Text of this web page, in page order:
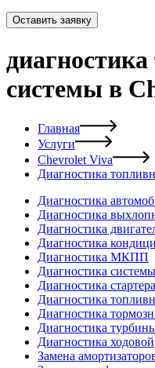
Оставить заявку
системы в
Главная
Услуги
Chevrolet Viva
Диагностика
Диагностика
Диагностика
Диагностика
Диагностика
Диагностика МКПП
Диагностика
Диагностика стартера
Диагностика
Диагностика
Диагностика
Диагностика ходовой
Замена